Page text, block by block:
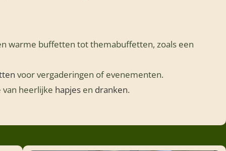
warme buffetten tot themabuffetten, zoals een
voor vergaderingen of evenementen.
heerlijke hapjes en dranken.